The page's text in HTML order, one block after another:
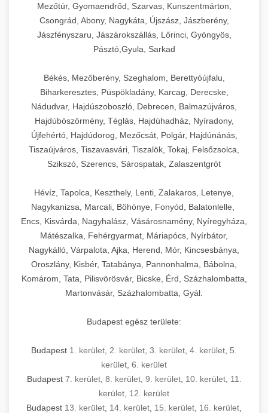
Mezőtúr, Gyomaendrőd, Szarvas, Kunszentmárton,
Csongrád, Abony, Nagykáta, Újszász, Jászberény,
Jászfényszaru, Jászárokszállás, Lőrinci, Gyöngyös,
Pásztó,Gyula, Sarkad
Békés, Mezőberény, Szeghalom, Berettyóújfalu,
Biharkeresztes, Püspökladány, Karcag, Derecske,
Nádudvar, Hajdúszoboszló, Debrecen, Balmazújváros,
Hajdúböszörmény, Téglás, Hajdúhadház, Nyíradony,
Újfehértó, Hajdúdorog, Mezőcsát, Polgár, Hajdúnánás,
Tiszaújváros, Tiszavasvári, Tiszalök, Tokaj, Felsőzsolca,
Szikszó, Szerencs, Sárospatak, Zalaszentgrót
Hévíz, Tapolca, Keszthely, Lenti, Zalakaros, Letenye,
Nagykanizsa, Marcali, Böhönye, Fonyód, Balatonlelle,
Encs, Kisvárda, Nagyhalász, Vásárosnamény, Nyíregyháza,
Mátészalka, Fehérgyarmat, Máriapócs, Nyírbátor,
Nagykálló, Várpalota, Ajka, Herend, Mór, Kincsesbánya,
Oroszlány, Kisbér, Tatabánya, Pannonhalma, Bábolna,
Komárom, Tata, Pilisvörösvár, Bicske, Érd, Százhalombatta,
Martonvásár, Százhalombatta, Gyál.
Budapest egész területe:
Budapest 1. kerület 2. kerület 3. kerület 4. kerület 5.
kerület 6. kerület
Budapest 7. kerület, 8. kerület, 9. kerület, 10. kerület, 11.
kerület 12. kerület
Budapest 13. kerület 14. kerület 15. kerület 16. kerület